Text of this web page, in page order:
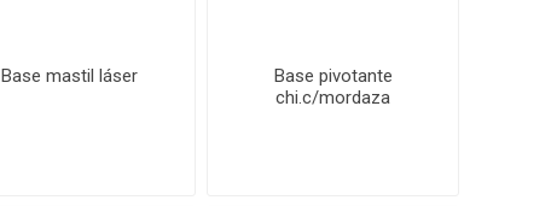
Base mastil láser
Base pivotante
chi.c/mordaza